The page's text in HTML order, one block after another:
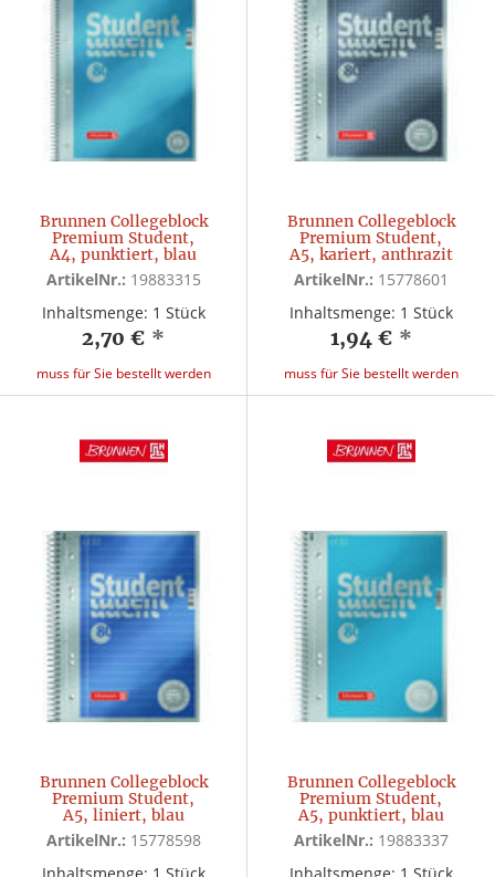
Brunnen Collegeblock
Premium Student,
A4, punktiert, blau
ArtikelNr.: 19883315
Inhaltsmenge: 1 Stück
2,70 € *
muss für Sie bestellt werden
Brunnen Collegeblock
Premium Student,
A5, kariert, anthrazit
ArtikelNr.: 15778601
Inhaltsmenge: 1 Stück
1,94 € *
muss für Sie bestellt werden
Brunnen Collegeblock
Premium Student,
A5, liniert, blau
ArtikelNr.: 15778598
Brunnen Collegeblock
Premium Student,
A5, punktiert, blau
ArtikelNr.: 19883337